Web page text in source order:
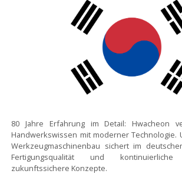
80 Jahre Erfahrung im Detail: Hwacheon
Handwerkswissen mit moderner Technologie.
Werkzeugmaschinenbau sichert im
Fertigungsqualität und
zukunftssichere Konzepte.